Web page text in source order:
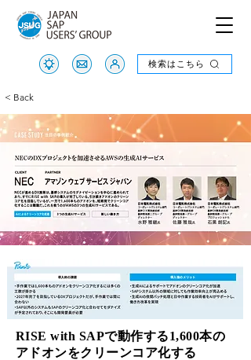
検索はこちら
検索はこちら
< Back
RISE with SAPで動作する1,600本の
アドオンをクリーンコア化する